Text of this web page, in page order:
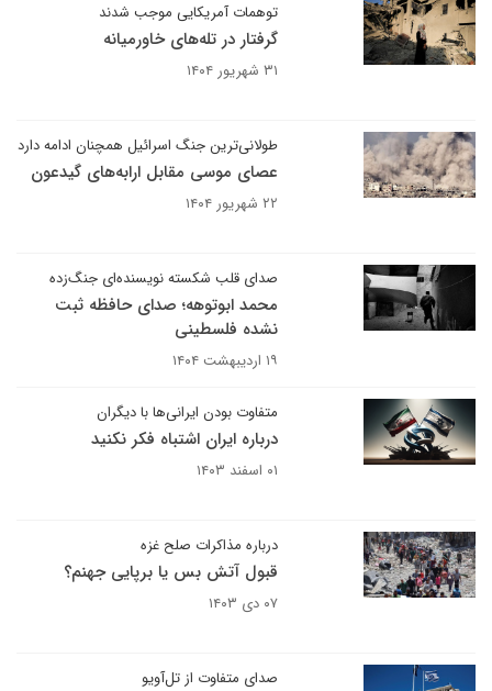
توهمات آمریکایی موجب شدند
گرفتار در تله‌های خاورمیانه
۳۱ شهریور ۱۴۰۴
طولانی‌ترین جنگ اسرائیل همچنان ادامه دارد
عصای موسی مقابل ارابه‌های گیدعون
۲۲ شهریور ۱۴۰۴
صدای قلب شکسته نویسنده‌ای جنگ‌زده
محمد ابوتوهه؛ صدای حافظه ثبت
نشده فلسطینی
۱۹ اردیبهشت ۱۴۰۴
متفاوت بودن ایرانی‌ها با دیگران
درباره ایران اشتباه فکر نکنید
۰۱ اسفند ۱۴۰۳
درباره مذاکرات صلح غزه
قبول آتش بس یا برپایی جهنم؟
۰۷ دی ۱۴۰۳
صدای متفاوت از تل‌آویو